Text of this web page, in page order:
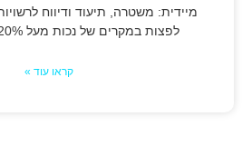
מיידית: משטרה, תיעוד ודיווח
לפצות במקרים של נכות מעל 20% מהן ההשלכות
קראו עוד »